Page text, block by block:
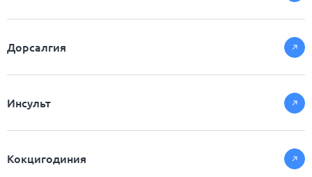
Дорсалгия
Инсульт
Кокцигодиния